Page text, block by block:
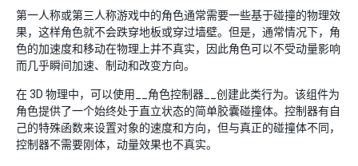
第一人称或第三人称游戏中的角色通常需要一些基于碰撞的物理效
果，这样角色就不会跌穿地板或穿过墙壁。但是，通常情况下，角
色的加速度和移动在物理上并不真实，因此角色可以不受动量影响
而几乎瞬间加速、制动和改变方向。
在 3D 物理中，可以使用__角色控制器__创建此类行为。该组件为
角色提供了一个始终处于直立状态的简单胶囊碰撞体。控制器有自
己的特殊函数来设置对象的速度和方向，但与真正的碰撞体不同，
控制器不需要刚体，动量效果也不真实。